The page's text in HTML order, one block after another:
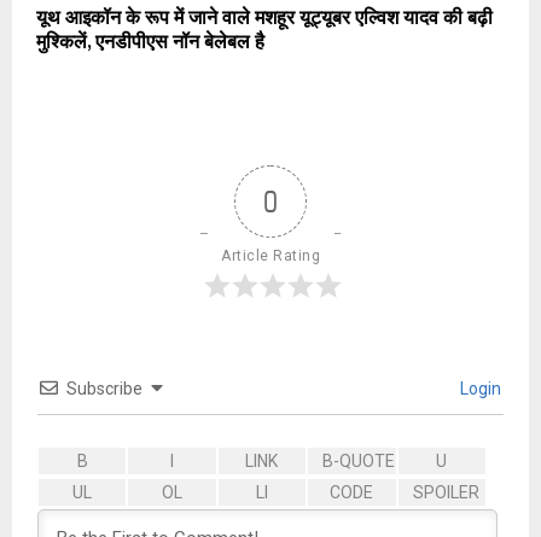
यूथ आइकॉन के रूप में जाने वाले मशहूर यूट्यूबर एल्विश यादव की बढ़ी
मुश्किलें, एनडीपीएस नॉन बेलेबल है
0
Article Rating
Subscribe Login